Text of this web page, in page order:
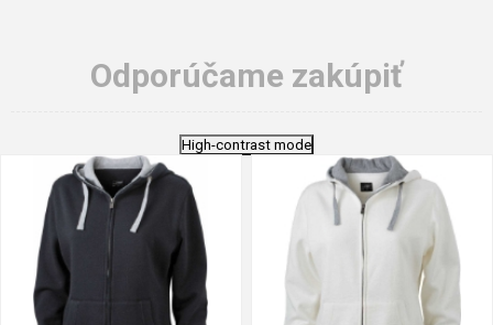
Odporúčame zakúpiť
High-contrast mode